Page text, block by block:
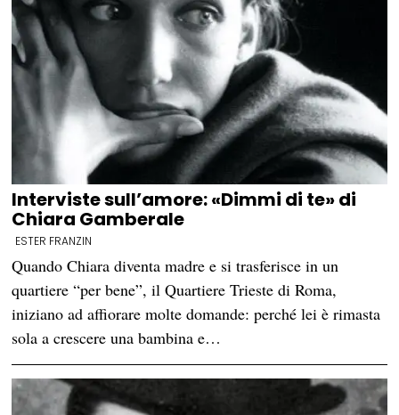
Interviste sull’amore: «Dimmi di te» di
Chiara Gamberale
ESTER FRANZIN
Quando Chiara diventa madre e si trasferisce in un
quartiere “per bene”, il Quartiere Trieste di Roma,
iniziano ad affiorare molte domande: perché lei è rimasta
sola a crescere una bambina e…